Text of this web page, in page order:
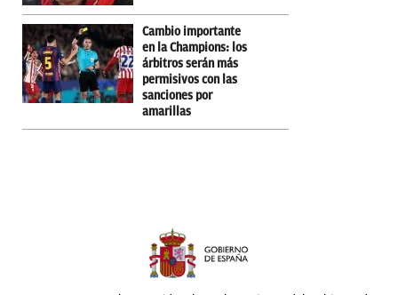
Cambio importante
en la Champions: los
árbitros serán más
permisivos con las
sanciones por
amarillas